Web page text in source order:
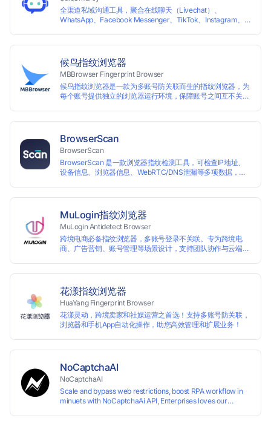
全渠道私域沟通工具，聚合在线聊天（Livechat）、
WhatsApp、Facebook Messenger、TikTok、Instagram、
候鸟指纹浏览器
MBBrowser Fingerprint Browser
候鸟指纹浏览器是一款为多账号防关联而生的指纹浏览器，为
每个账号提供独立的浏览器运行环境，保障账号之间互不关
个账号的使用场景。 候鸟指纹浏览器适用于跨境电商多店铺运
营、海淘代购、Affiliate广告联盟、SEO优化、社交媒体营销
等多种行业应用。
BrowserScan
BrowserScan
BrowserScan 是一款浏览器指纹检测工具，可检查IP地址、
设备信息、浏览器信息、WebRTC/DNS泄漏等多项数据，保
MuLogin指纹浏览器
MuLogin Antidetect Browser
跨境电商必备指纹浏览器，多账号登录不关联。专为跨境电
商、广告营销、账号管理等场景设计，支持团队协作与云端管
花漾指纹浏览器
HuaYang Fingerprint Browser
花漾灵动，跨境卖家和社媒运营之首选！支持多账号防关联，
浏览器和手机App自动化操作，助您高效管理和扩展业务！
NoCaptchaAI
NoCaptchaAI
Scale and bypass web restrictions, boost RPA workflow in
minuets with NoCaptchaAi API, Enterprises loves our